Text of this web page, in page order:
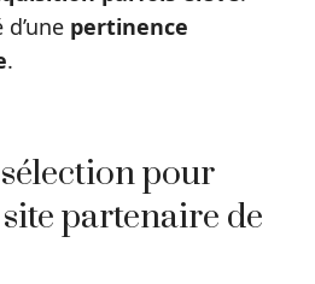
pertinence
.
pour
partenaire de